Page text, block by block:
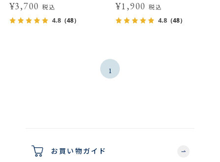
¥3,700税込
4.8（48）
¥1,900 税込
4.8 （48）
1
お買い物ガイド